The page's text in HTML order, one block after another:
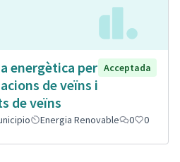
energètica per
de veïns i
de veïns
Acceptada
Energia Renovable 0 0